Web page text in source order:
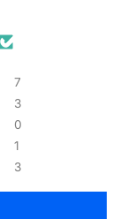
7
3
0
1
3